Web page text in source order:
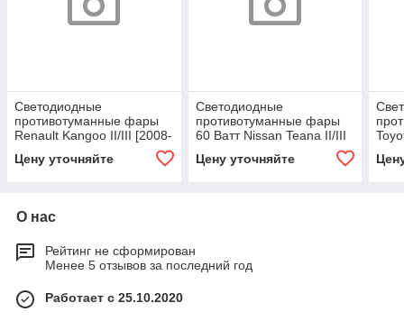
Светодиодные
противотуманные фары
Renault Kangoo II/III [2008-
Цену уточняйте
Светодиодные
противотуманные фары
60 Ватт Nissan Teana II/III
Цену уточняйте
О нас
Рейтинг не сформирован
Менее 5 отзывов за последний год
Работает с 25.10.2020